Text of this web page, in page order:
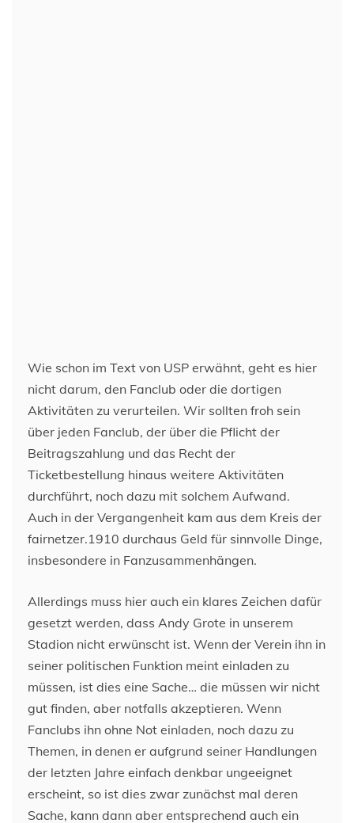
Wie schon im Text von USP erwähnt, geht es hier
nicht darum, den Fanclub oder die dortigen
Aktivitäten zu verurteilen. Wir sollten froh sein
über jeden Fanclub, der über die Pflicht der
Beitragszahlung und das Recht der
Ticketbestellung hinaus weitere Aktivitäten
durchführt, noch dazu mit solchem Aufwand.
Auch in der Vergangenheit kam aus dem Kreis der
fairnetzer.1910 durchaus Geld für sinnvolle Dinge,
insbesondere in Fanzusammenhängen.
Allerdings muss hier auch ein klares Zeichen dafür
gesetzt werden, dass Andy Grote in unserem
Stadion nicht erwünscht ist. Wenn der Verein ihn in
seiner politischen Funktion meint einladen zu
müssen, ist dies eine Sache… die müssen wir nicht
gut finden, aber notfalls akzeptieren. Wenn
Fanclubs ihn ohne Not einladen, noch dazu zu
Themen, in denen er aufgrund seiner Handlungen
der letzten Jahre einfach denkbar ungeeignet
erscheint, so ist dies zwar zunächst mal deren
Sache, kann dann aber entsprechend auch ein